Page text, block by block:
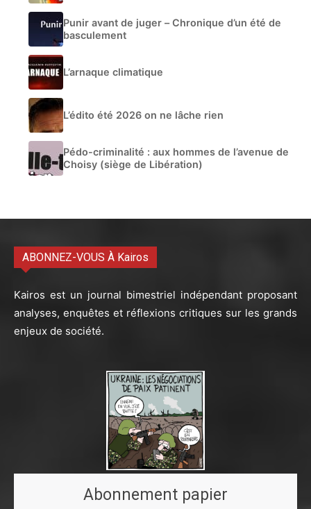
Punir avant de juger – Chronique d’un été de
basculement
L’arnaque climatique
L’édito été 2026 on ne lâche rien
Pédo-criminalité : aux hommes de l’avenue de
Choisy (siège de Libération)
ABONNEZ-VOUS À Kairos
Kairos est un journal bimestriel indépendant proposant
analyses, enquêtes et réflexions critiques sur les grands
enjeux de société.
Abonnement papier